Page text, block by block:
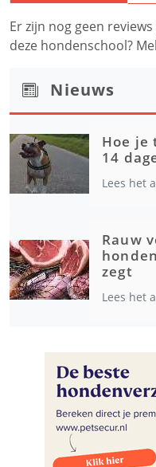
Er zijn nog geen
deze hondenschool?
Nieuws
Hoe je
14
Lees het
Rauw
zegt
Lees het